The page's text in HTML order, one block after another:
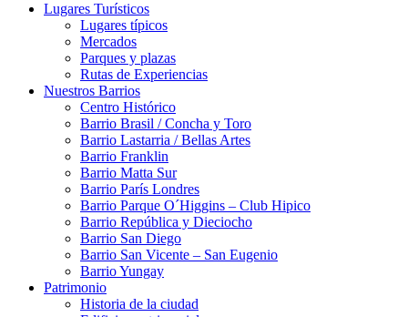
Lugares Turísticos
Lugares tí­picos
Mercados
Parques y plazas
Rutas de Experiencias
Nuestros Barrios
Centro Histórico
Barrio Brasil / Concha y Toro
Barrio Lastarria / Bellas Artes
Barrio Franklin
Barrio Matta Sur
Barrio Parí­s Londres
Barrio Parque O´Higgins – Club Hipico
Barrio República y Dieciocho
Barrio San Diego
Barrio San Vicente – San Eugenio
Barrio Yungay
Patrimonio
Historia de la ciudad